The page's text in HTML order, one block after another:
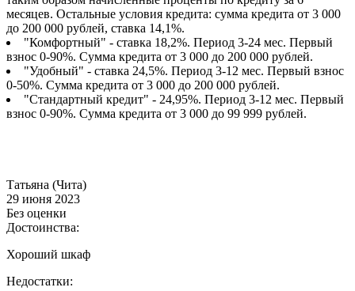
месяцев. Остальные условия кредита: сумма кредита от 3 000
до 200 000 рублей, ставка 14,1%.
"Комфортный" - ставка 18,2%. Период 3-24 мес. Первый
взнос 0-90%. Сумма кредита от 3 000 до 200 000 рублей.
"Удобный" - ставка 24,5%. Период 3-12 мес. Первый взнос
0-50%. Сумма кредита от 3 000 до 200 000 рублей.
"Стандартный кредит" - 24,95%. Период 3-12 мес. Первый
взнос 0-90%. Сумма кредита от 3 000 до 99 999 рублей.
Татьяна (Чита)
29 июня 2023
Без оценки
Достоинства:
Хороший шкаф
Недостатки: